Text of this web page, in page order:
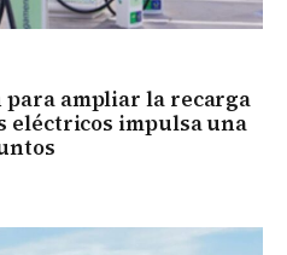
ampliar la recarga
eléctricos impulsa una